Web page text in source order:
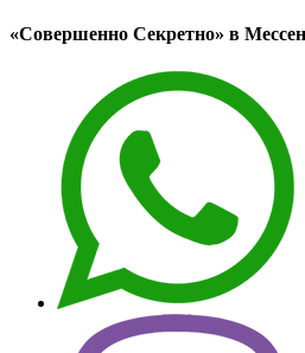
«Совершенно Секретно» в